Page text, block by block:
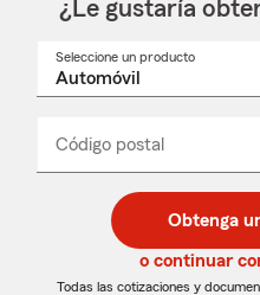
¿Le gustaría
Seleccione un producto
Código postal
de
5
dígitos
de
5
dígitos
_____
Obtenga
o continuar
Todas las cotizaciones y